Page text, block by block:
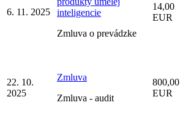
6. 11. 2025
inteligencie
Zmluva o prevádzke
14,00
EUR
22. 10.
2025
Zmluva
Zmluva - audit
800,00
EUR